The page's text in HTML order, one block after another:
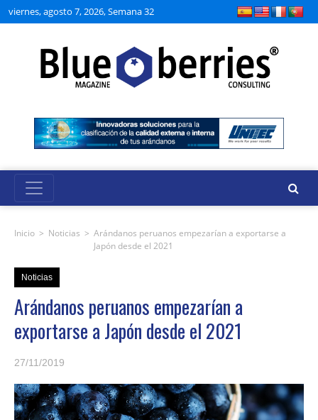
viernes, agosto 7, 2026, Semana 32
Inicio > Noticias > Arándanos peruanos empezarían a exportarse a
Japón desde el 2021
Noticias
Arándanos peruanos empezarían a
exportarse a Japón desde el 2021
27/11/2019